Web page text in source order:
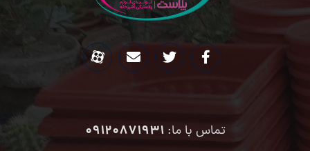
تماس با ما:09120871931